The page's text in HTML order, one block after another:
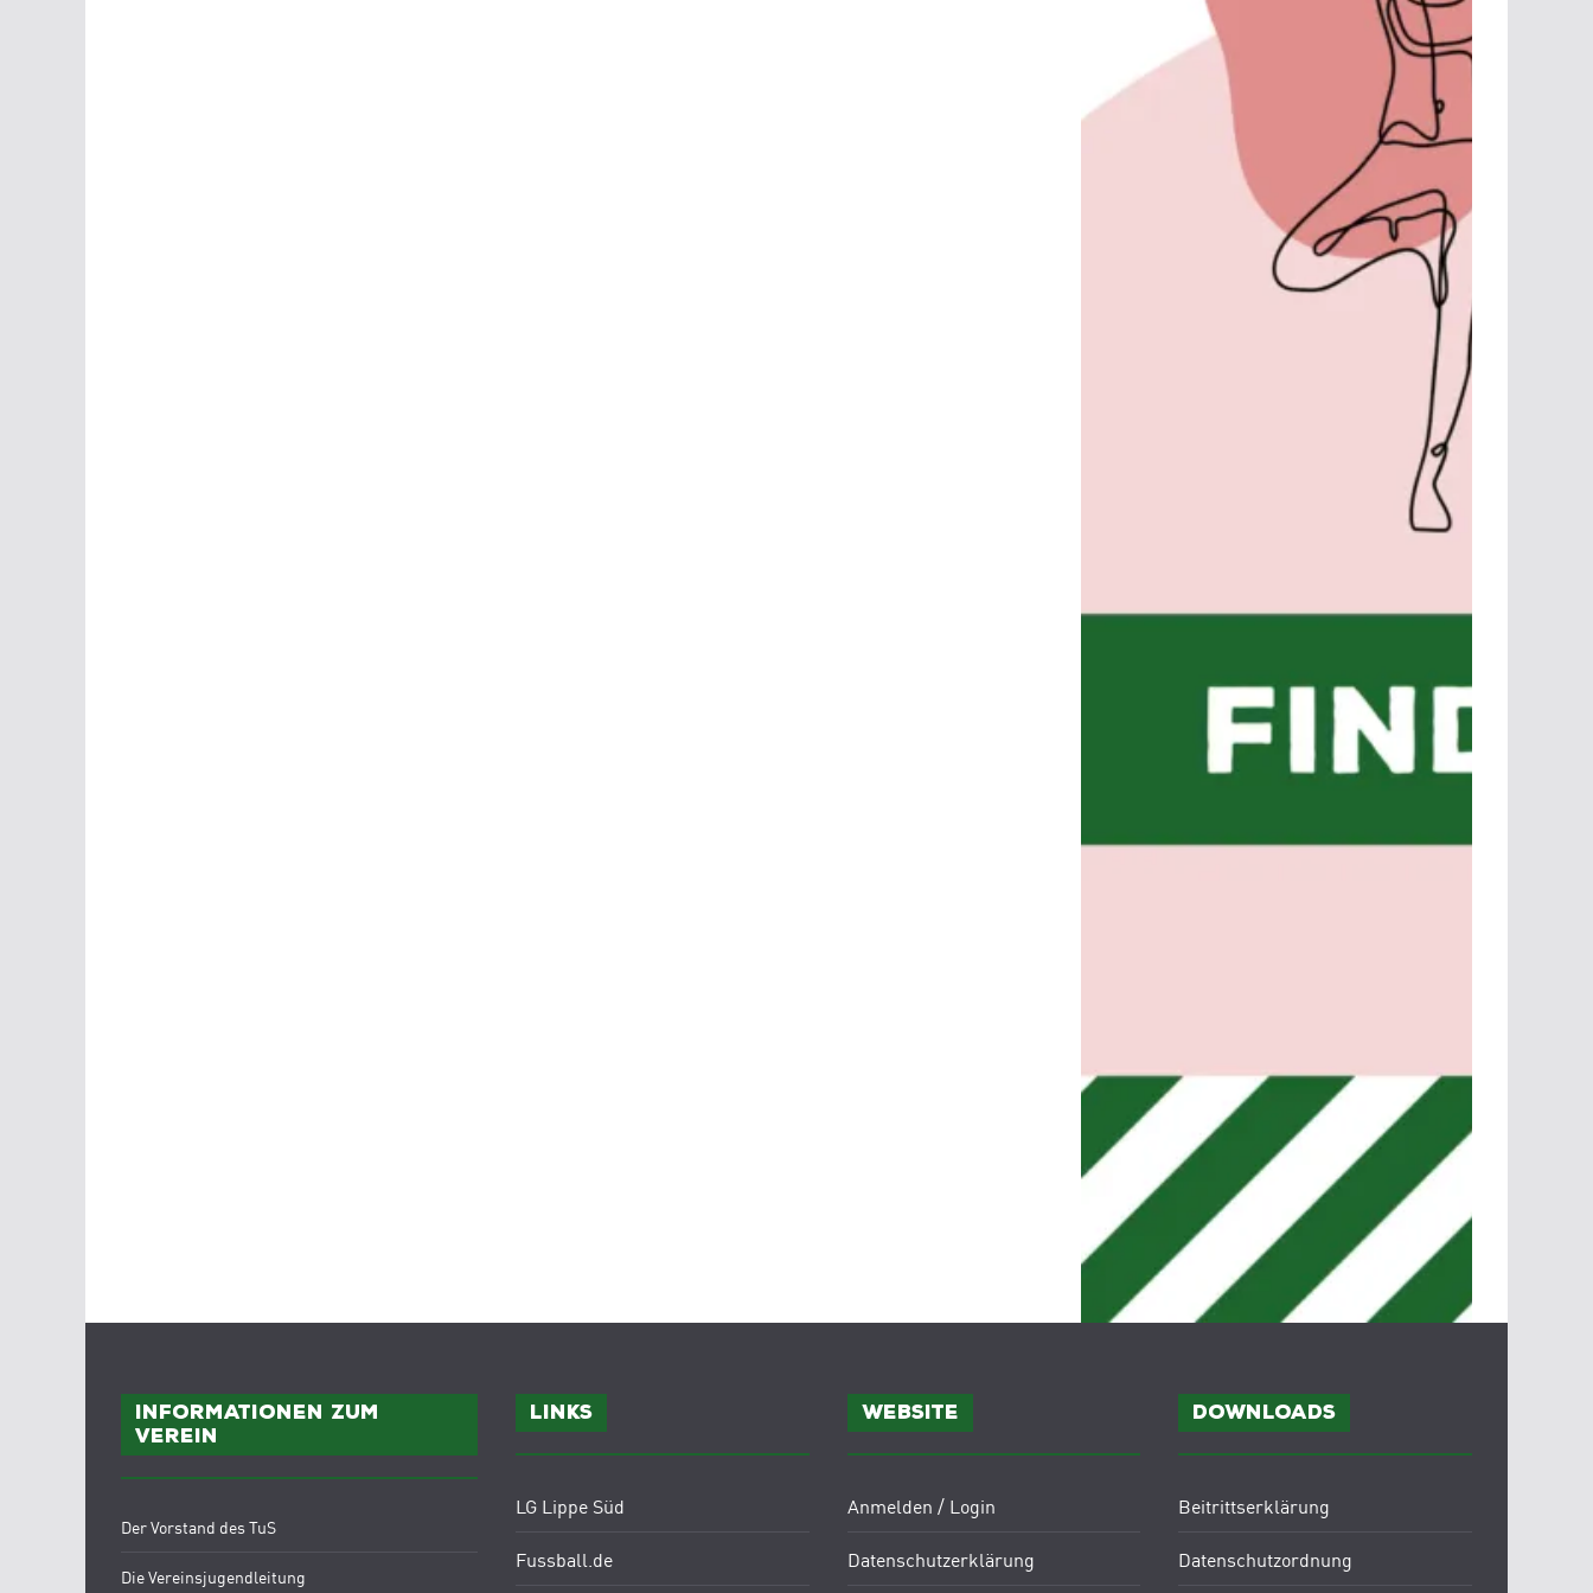
Informationen zum
Verein
Der Vorstand des TuS
Die Vereinsjugendleitung
Links
LG Lippe Süd
Fussball.de
Website
Anmelden / Login
Datenschutzerklärung
Downloads
Beitrittserklärung
Datenschutzordnung